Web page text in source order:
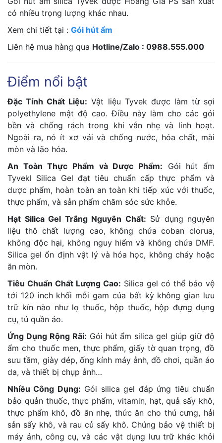
có nhiều trọng lượng khác nhau.
Xem chi tiết tại : Gói hút ẩm
Liên hệ mua hàng qua Hotline/Zalo : 0988.555.000
Điểm nổi bật
Đặc Tính Chất Liệu: Vật liệu Tyvek được làm từ sợi
polyethylene mật độ cao. Điều này làm cho các gói
bền và chống rách trong khi vẫn nhẹ và linh hoạt.
Ngoài ra, nó ít xơ vải và chống nước, hóa chất, mài
mòn và lão hóa.
An Toàn Thực Phẩm và Dược Phẩm: Gói hút ẩm
Tyvekl Silica Gel đạt tiêu chuẩn cấp thực phẩm và
dược phẩm, hoàn toàn an toàn khi tiếp xúc với thuốc,
thực phẩm, và sản phẩm chăm sóc sức khỏe.
Hạt Silica Gel Trắng Nguyên Chất: Sử dụng nguyên
liệu thô chất lượng cao, không chứa coban clorua,
không độc hại, không nguy hiểm và không chứa DMF.
Silica gel ổn định vật lý và hóa học, không cháy hoặc
ăn mòn.
Tiêu Chuẩn Chất Lượng Cao: Silica gel có thể bảo vệ
tới 120 inch khối mỗi gam của bất kỳ không gian lưu
trữ kín nào như lọ thuốc, hộp thuốc, hộp đựng dụng
cụ, tủ quần áo.
Ứng Dụng Rộng Rãi: Gói hút ẩm silica gel giúp giữ độ
ẩm cho thuốc men, thực phẩm, giấy tờ quan trọng, đồ
sưu tầm, giày dép, ống kính máy ảnh, đồ chơi, quần áo
da, và thiết bị chụp ảnh…
Nhiều Công Dụng: Gói silica gel đáp ứng tiêu chuẩn
bảo quản thuốc, thực phẩm, vitamin, hạt, quả sấy khô,
thực phẩm khô, đồ ăn nhẹ, thức ăn cho thú cưng, hải
sản sấy khô, và rau củ sấy khô. Chúng bảo vệ thiết bị
máy ảnh, công cụ, và các vật dụng lưu trữ khác khỏi